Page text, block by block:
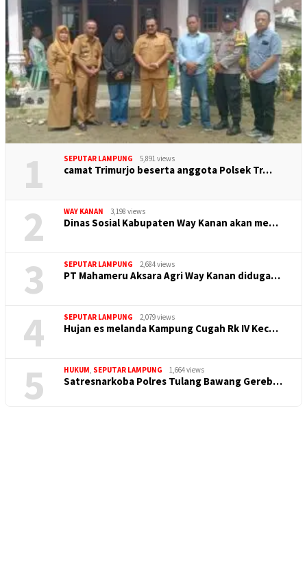
1 SEPUTAR LAMPUNG 5,891 views
camat Trimurjo beserta anggota Polsek Tr…
2 WAY KANAN 3,198 views
Dinas Sosial Kabupaten Way Kanan akan me…
3 SEPUTAR LAMPUNG 2,684 views
PT Mahameru Aksara Agri Way Kanan diduga…
4 SEPUTAR LAMPUNG 2,079 views
Hujan es melanda Kampung Cugah Rk IV Kec…
5 HUKUM, SEPUTAR LAMPUNG 1,664 views
Satresnarkoba Polres Tulang Bawang Gereb…